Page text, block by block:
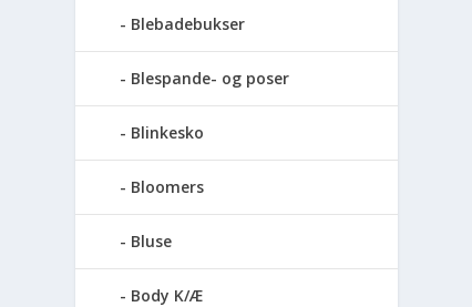
Blebadebukser
Blespande- og poser
Blinkesko
Bloomers
Bluse
Body K/Æ